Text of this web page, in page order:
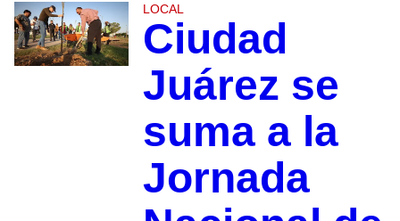
LOCAL
Ciudad
Juárez se
suma a la
Jornada